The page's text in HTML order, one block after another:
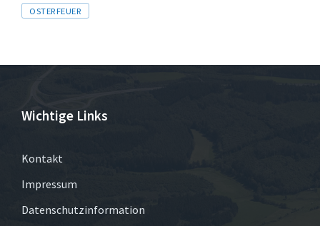
Tags
OSTERFEUER
Wichtige Links
Kontakt
Impressum
Datenschutzinformation